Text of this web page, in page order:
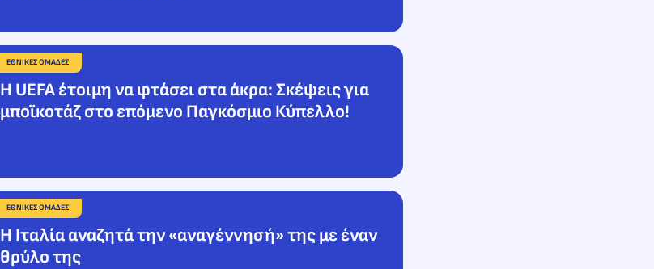
ΕΘΝΙΚΕΣ ΟΜΑΔΕΣ
Η UEFA έτοιμη να φτάσει στα άκρα: Σκέψεις για
μποϊκοτάζ στο επόμενο Παγκόσμιο Κύπελλο!
ΕΘΝΙΚΕΣ ΟΜΑΔΕΣ
Η Ιταλία αναζητά την «αναγέννησή» της με έναν
θρύλο της